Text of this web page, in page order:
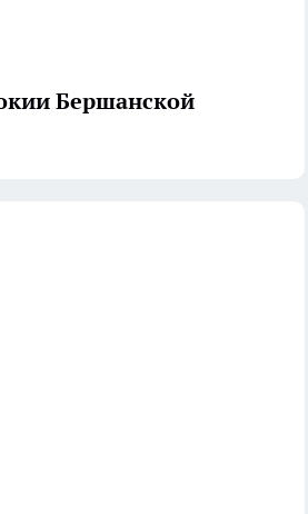
Бершанской